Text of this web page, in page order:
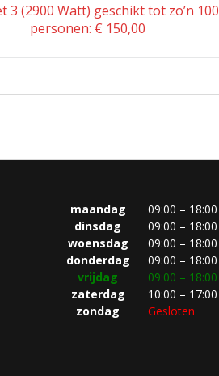
3 (2900 Watt) geschikt tot zo’n 100
personen: € 150,00
maandag
09:00 – 18:00
dinsdag
09:00 – 18:00
woensdag
09:00 – 18:00
donderdag
09:00 – 18:00
vrijdag
09:00 – 18:00
zaterdag
10:00 – 17:00
zondag
Gesloten